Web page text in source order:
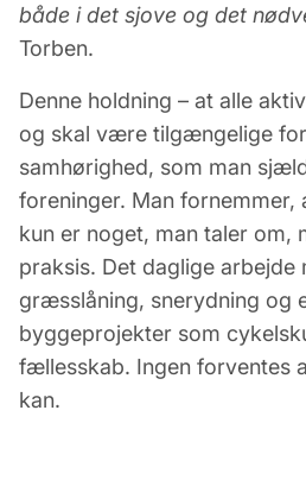
både i det sjove og det
Torben.
Denne holdning – at alle
og skal være tilgængelige
samhørighed, som man
foreninger. Man
kun er noget, man taler om,
praksis. Det daglige arbejde
græsslåning, snerydning og
byggeprojekter som
fællesskab. Ingen forventes
kan.